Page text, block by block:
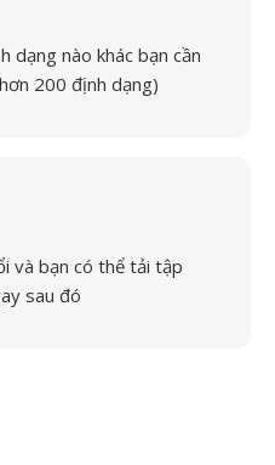
dạng nào khác bạn cần
200 định dạng)
và bạn có thể tải tập
sau đó